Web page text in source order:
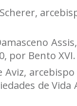
por Bento XVI.
Aviz,
de